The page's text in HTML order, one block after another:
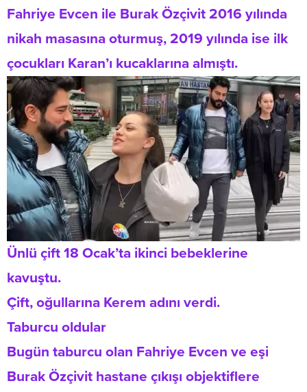
Fahriye Evcen ile Burak Özçivit 2016 yılında
nikah masasına oturmuş, 2019 yılında ise ilk
çocukları Karan’ı kucaklarına almıştı.
Ünlü çift 18 Ocak’ta ikinci bebeklerine
kavuştu.
Çift, oğullarına Kerem adını verdi.
Taburcu oldular
Bugün taburcu olan Fahriye Evcen ve eşi
Burak Özçivit hastane çıkışı objektiflere